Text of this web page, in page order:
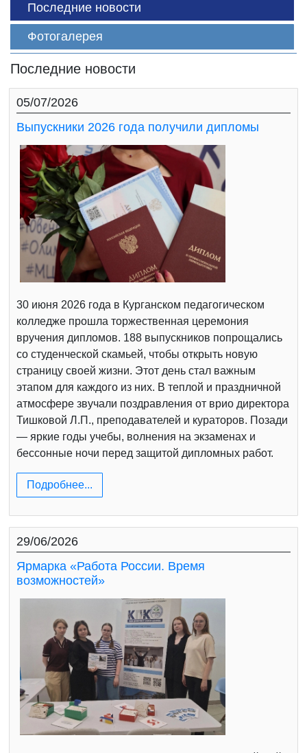
Последние новости
Фотогалерея
Последние новости
05/07/2026
Выпускники 2026 года получили дипломы
30 июня 2026 года в Курганском педагогическом
колледже прошла торжественная церемония
вручения дипломов. 188 выпускников попрощались
со студенческой скамьей, чтобы открыть новую
страницу своей жизни. Этот день стал важным
этапом для каждого из них. В теплой и праздничной
атмосфере звучали поздравления от врио директора
Тишковой Л.П., преподавателей и кураторов. Позади
— яркие годы учебы, волнения на экзаменах и
бессонные ночи перед защитой дипломных работ.
Подробнее...
29/06/2026
Ярмарка «Работа России. Время
возможностей»